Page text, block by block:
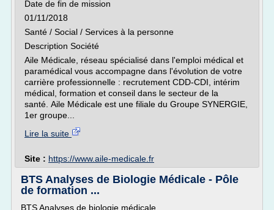
Date de fin de mission
01/11/2018
Santé / Social / Services à la personne
Description Société
Aile Médicale, réseau spécialisé dans l'emploi médical et
paramédical vous accompagne dans l'évolution de votre
carrière professionnelle : recrutement CDD-CDI, intérim
médical, formation et conseil dans le secteur de la
santé. Aile Médicale est une filiale du Groupe SYNERGIE,
1er groupe...
Lire la suite
Site : https://www.aile-medicale.fr
BTS Analyses de Biologie Médicale - Pôle
de formation ...
BTS Analyses de biologie médicale